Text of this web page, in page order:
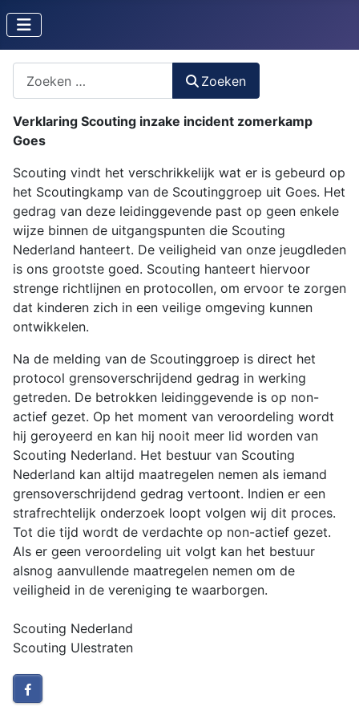
Zoeken
Verklaring Scouting inzake incident zomerkamp
Goes
Scouting vindt het verschrikkelijk wat er is gebeurd op
het Scoutingkamp van de Scoutinggroep uit Goes. Het
gedrag van deze leidinggevende past op geen enkele
wijze binnen de uitgangspunten die Scouting
Nederland hanteert. De veiligheid van onze jeugdleden
is ons grootste goed. Scouting hanteert hiervoor
strenge richtlijnen en protocollen, om ervoor te zorgen
dat kinderen zich in een veilige omgeving kunnen
ontwikkelen.
Na de melding van de Scoutinggroep is direct het
protocol grensoverschrijdend gedrag in werking
getreden. De betrokken leidinggevende is op non-
actief gezet. Op het moment van veroordeling wordt
hij geroyeerd en kan hij nooit meer lid worden van
Scouting Nederland. Het bestuur van Scouting
Nederland kan altijd maatregelen nemen als iemand
grensoverschrijdend gedrag vertoont. Indien er een
strafrechtelijk onderzoek loopt volgen wij dit proces.
Tot die tijd wordt de verdachte op non-actief gezet.
Als er geen veroordeling uit volgt kan het bestuur
alsnog aanvullende maatregelen nemen om de
veiligheid in de vereniging te waarborgen.
Scouting Nederland
Scouting Ulestraten